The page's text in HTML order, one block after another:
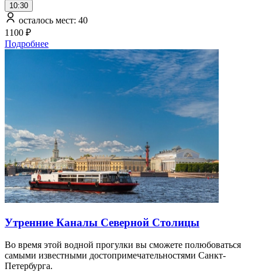
10:30
осталось мест: 40
1100 ₽
Подробнее
Утренние Каналы Северной Столицы
Во время этой водной прогулки вы сможете полюбоваться
самыми известными достопримечательностями Санкт-
Петербурга.